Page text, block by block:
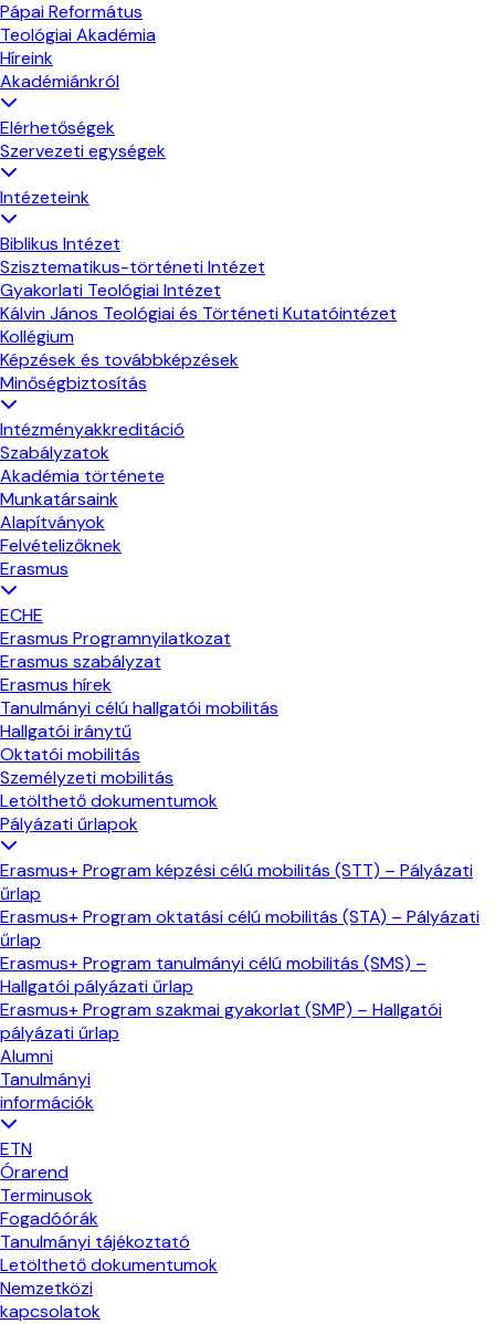
Pápai Református
Teológiai Akadémia
Híreink
Akadémiánkról
Elérhetőségek
Szervezeti egységek
Intézeteink
Biblikus Intézet
Szisztematikus-történeti Intézet
Gyakorlati Teológiai Intézet
Kálvin János Teológiai és Történeti Kutatóintézet
Kollégium
Képzések és továbbképzések
Minőségbiztosítás
Intézményakkreditáció
Szabályzatok
Akadémia története
Munkatársaink
Alapítványok
Felvételizőknek
Erasmus
ECHE
Erasmus Programnyilatkozat
Erasmus szabályzat
Erasmus hírek
Tanulmányi célú hallgatói mobilitás
Hallgatói iránytű
Oktatói mobilitás
Személyzeti mobilitás
Letölthető dokumentumok
Pályázati űrlapok
Erasmus+ Program képzési célú mobilitás (STT) – Pályázati
űrlap
Erasmus+ Program oktatási célú mobilitás (STA) – Pályázati
űrlap
Erasmus+ Program tanulmányi célú mobilitás (SMS) –
Hallgatói pályázati űrlap
Erasmus+ Program szakmai gyakorlat (SMP) – Hallgatói
pályázati űrlap
Alumni
Tanulmányi
információk
ETN
Órarend
Terminusok
Fogadóórák
Tanulmányi tájékoztató
Letölthető dokumentumok
Nemzetközi
kapcsolatok